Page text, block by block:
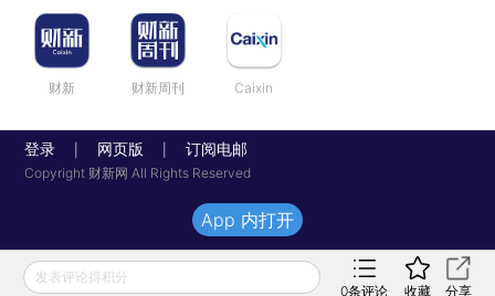
财新 财新周刊 Caixin
登录 网页版 订阅电邮
Copyright 财新网 All Rights Reserved
发表评论得积分
0条评论 收藏 分享
App 内打开